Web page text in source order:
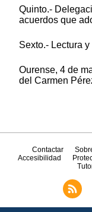
Quinto.-
acuerdos que
Sexto.- Lectura
Ourense, 4 de
del Carmen
Contactar
Accesibilidad